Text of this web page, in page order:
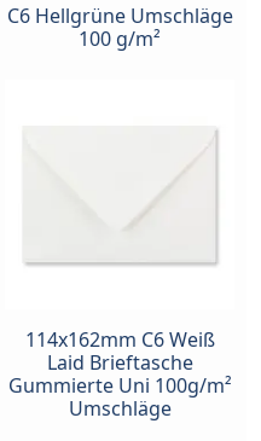
C6 Hellgrüne Umschläge
100 g/m²
114x162mm C6 Weiß
Laid Brieftasche
Gummierte Uni 100g/m²
Umschläge